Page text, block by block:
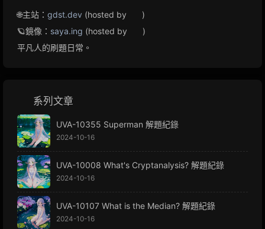
🌐主站： gdst.dev (hosted by
)
🪐鏡像： saya.ing (hosted by
)
平凡人的刷題日常。
系列文章
UVA-10355 Superman 解題紀錄
2024-10-16
UVA-10008 What's Cryptanalysis? 解題紀錄
2024-10-16
UVA-10107 What is the Median? 解題紀錄
2024-10-16